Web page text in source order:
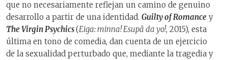
que no necesariamente reflejan un camino de genuino
desarrollo a partir de una identidad. Guilty of Romance y
The Virgin Psychics(Eiga: minna! Esupâ da yo!, 2015), esta
última en tono de comedia, dan cuenta de un ejercicio
de la sexualidad perturbado que, mediante la tragedia y